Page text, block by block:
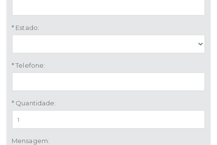
* Estado:
* Telefone:
* Quantidade:
Mensagem: